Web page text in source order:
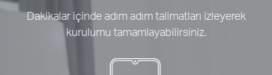
Dakikalar içinde adım adım talimatları izleyerek
kurulumu tamamlayabilirsiniz.